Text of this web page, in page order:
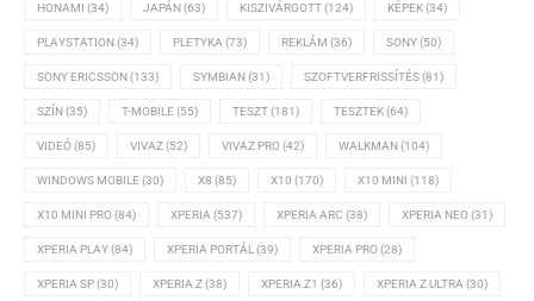
HONAMI (34) JAPÁN(63) KISZIVÁRGOTT(124) KÉPEK(34)
PLAYSTATION(34) PLETYKA (73) REKLÁM (36) SONY(50)
SONY ERICSSON(133) SYMBIAN(31) SZOFTVERFRISSÍTÉS(81)
SZÍN(35) T-MOBILE (55) TESZT(181) TESZTEK(64)
VIDEÓ(85) VIVAZ(52) VIVAZ PRO(42) WALKMAN(104)
WINDOWS MOBILE (30) X8 (85) X10 (170) X10 MINI (118)
X10 MINI PRO(84) XPERIA (537) XPERIA ARC (38) XPERIA NEO(31)
XPERIA PLAY(84) XPERIA PORTÁL (39) XPERIA PRO(28)
XPERIA SP(30) XPERIA Z(38) XPERIA Z1 (36) XPERIA Z ULTRA (30)